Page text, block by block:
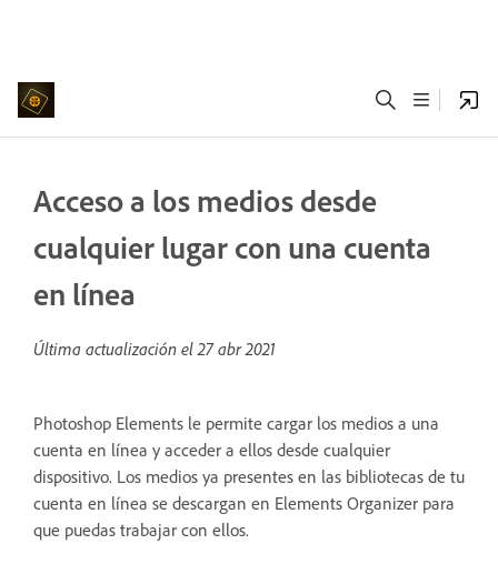
Acceso a los medios desde
cualquier lugar con una cuenta
en línea
Última actualización el27 abr 2021
Photoshop Elements le permite cargar los medios a una
cuenta en línea y acceder a ellos desde cualquier
dispositivo. Los medios ya presentes en las bibliotecas de tu
cuenta en línea se descargan en Elements Organizer para
que puedas trabajar con ellos.